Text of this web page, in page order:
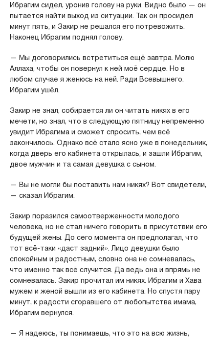
Ибрагим сидел, уронив голову на руки. Видно было — он
пытается найти выход из ситуации. Так он просидел
минут пять, и Закир не решался его потревожить.
Наконец Ибрагим поднял голову.
— Мы договорились встретиться ещё завтра. Молю
Аллаха, чтобы он повернул к ней моё сердце. Но в
любом случае я женюсь на ней. Ради Всевышнего.
Ибрагим ушёл.
Закир не знал, собирается ли он читать никях в его
мечети, но знал, что в следующую пятницу непременно
увидит Ибрагима и сможет спросить, чем всё
закончилось. Однако всё стало ясно уже в понедельник,
когда дверь его кабинета открылась, и зашли Ибрагим,
двое мужчин и та самая девушка с сыном.
— Вы не могли бы поставить нам никях? Вот свидетели,
— сказал Ибрагим.
Закир поразился самоотверженности молодого
человека, но не стал ничего говорить в присутствии его
будущей жены. До сего момента он предполагал, что
тот всё-таки «даст задний». Лицо девушки было
спокойным и радостным, словно она не сомневалась,
что именно так всё случится. Да ведь она и впрямь не
сомневалась. Закир прочитал им никях. Ибрагим и Хава
мужем и женой вышли из его кабинета. Но спустя пару
минут, к радости сгоравшего от любопытства имама,
Ибрагим вернулся.
— Я надеюсь, ты понимаешь, что это на всю жизнь,